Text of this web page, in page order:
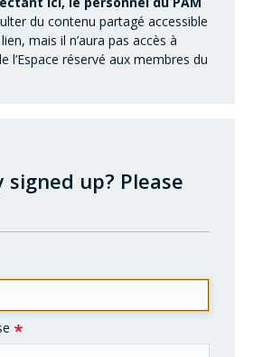
du contenu partagé accessible
mais il n’aura pas accès à
l’Espace réservé aux membres du
signed up? Please